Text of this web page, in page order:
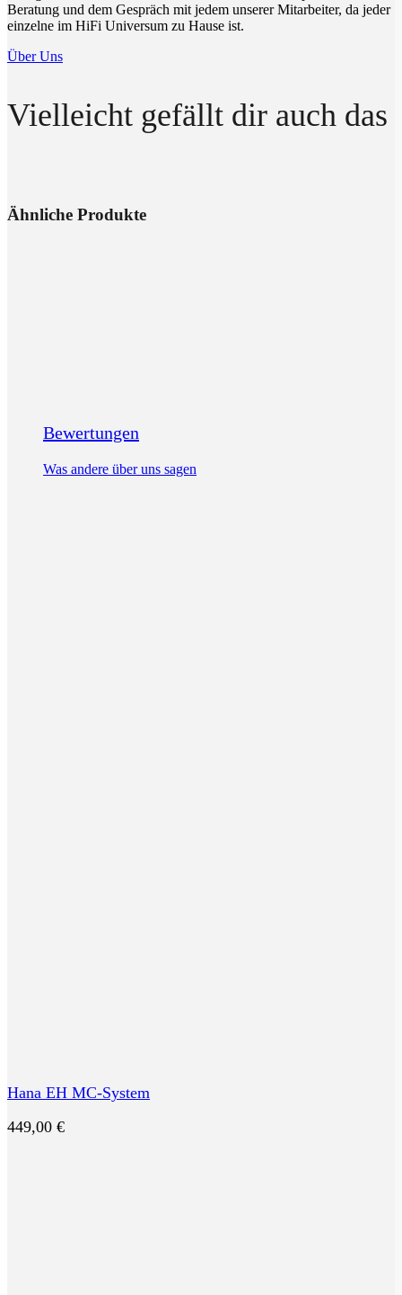
Bewertungen
Was andere über uns sagen
Beratung und dem Gespräch mit jedem unserer Mitarbeiter, da jeder
einzelne im HiFi Universum zu Hause ist.
Über Uns
Vielleicht gefällt dir auch das
Ähnliche Produkte
Hana EH MC-System
449,00 €